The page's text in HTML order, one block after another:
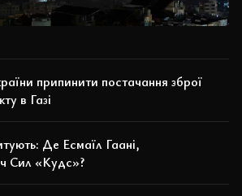
припинити постачання зброї
в Газі
Де Есмаїл Гаані,
Сил «Кудс»?